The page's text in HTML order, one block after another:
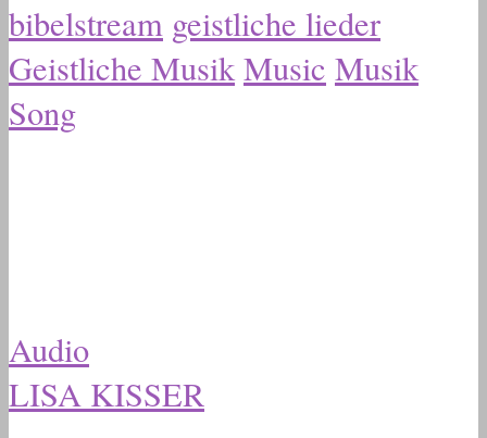
bibelstream geistliche lieder
Geistliche MusikMusic Musik
Song
Audio
LISA KISSER